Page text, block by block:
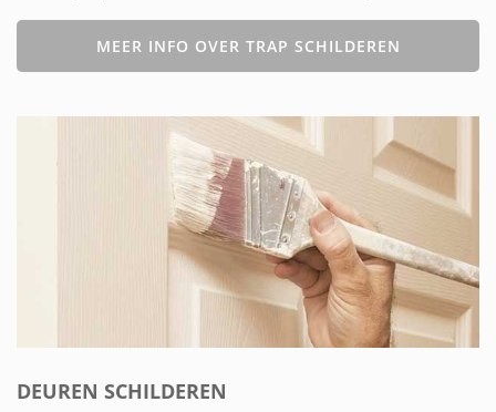
MEER INFO OVER TRAP SCHILDEREN
DEUREN SCHILDEREN